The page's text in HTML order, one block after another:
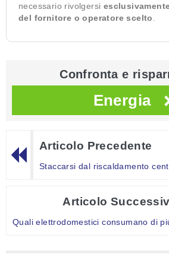
necessario rivolgersi
del fornitore o operatore scelto
Confronta e
Energia
Articolo Precedente
Staccarsi dal riscaldamento
Articolo
Quali elettrodomestici consumano di